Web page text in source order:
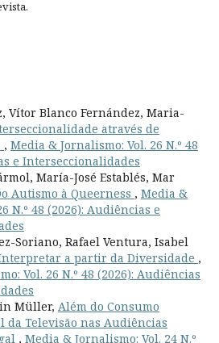
Vítor Blanco Fernández, Maria-
através de
, Media & Jornalismo: Vol. 26 N.º 48
e Interseccionalidades
María-José Establés, Mar
Autismo à Queerness , Media &
N.º 48 (2026): Audiências e
Soriano, Rafael Ventura, Isabel
a partir da Diversidade ,
Vol. 26 N.º 48 (2026): Audiências
Müller, Além do Consumo
da Televisão nas Audiências
, Media & Jornalismo: Vol. 24 N.º